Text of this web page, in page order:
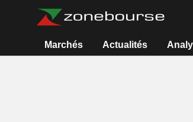
Marchés Actualités